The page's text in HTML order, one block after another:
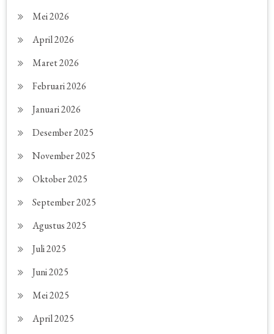
Mei 2026
April 2026
Maret 2026
Februari 2026
Januari 2026
Desember 2025
November 2025
Oktober 2025
September 2025
Agustus 2025
Juli 2025
Juni 2025
Mei 2025
April 2025